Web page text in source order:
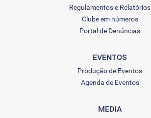
Regulamentos e Relatórios
Clube em números
Portal de Denúncias
EVENTOS
Produção de Eventos
Agenda de Eventos
MEDIA